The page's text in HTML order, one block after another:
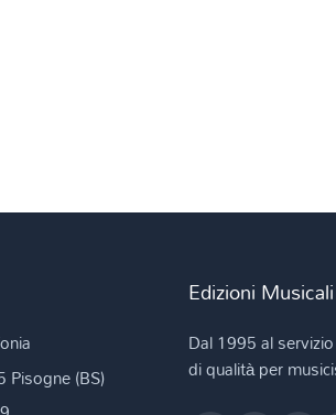
Pisogne (BS)
Edizioni
Dal 1995 al
di qualità per